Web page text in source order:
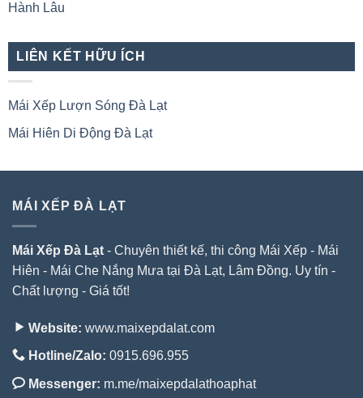
Hành Lâu
LIÊN KẾT HỮU ÍCH
Mái Xếp Lượn Sóng Đà Lạt
Mái Hiên Di Động Đà Lạt
MÁI XẾP ĐÀ LẠT
Mái Xếp Đà Lạt - Chuyên thiết kế, thi công Mái Xếp - Mái
Hiên - Mái Che Nắng Mưa tại Đà Lạt, Lâm Đồng. Uy tín -
Chất lượng - Giá tốt!
Website: www.maixepdalat.com
Hotline/Zalo: 0915.696.955
Messenger: m.me/maixepdalathoaphat